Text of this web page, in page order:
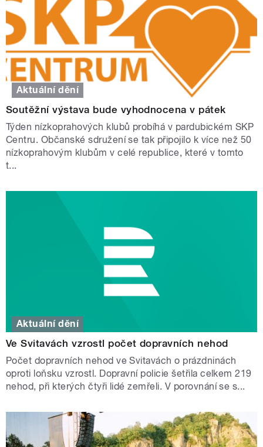
Aktuální dění
Soutěžní výstava bude vyhodnocena v pátek
Týden nízkoprahových klubů probíhá v pardubickém SKP
Centru. Občanské sdružení se tak připojilo k více než 50
nízkoprahovým klubům v celé republice, které v tomto
t...
Aktuální dění
Ve Svitavách vzrostl počet dopravních nehod
Počet dopravních nehod ve Svitavách o prázdninách
oproti loňsku vzrostl. Dopravní policie šetřila celkem 219
nehod, při kterých čtyři lidé zemřeli. V porovnání se s...